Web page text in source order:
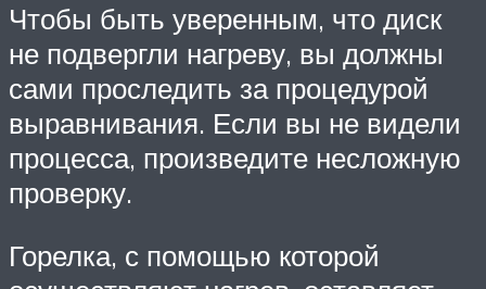
Чтобы быть уверенным, что диск
не подвергли нагреву, вы должны
сами проследить за процедурой
выравнивания. Если вы не видели
процесса, произведите несложную
проверку.
Горелка, с помощью которой